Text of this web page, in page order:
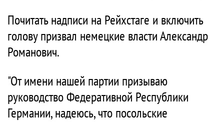
Почитать надписи на Рейхстаге и включить
голову призвал немецкие власти Александр
Романович.
"От имени нашей партии призываю
руководство Федеративной Республики
Германии, надеюсь, что посольские